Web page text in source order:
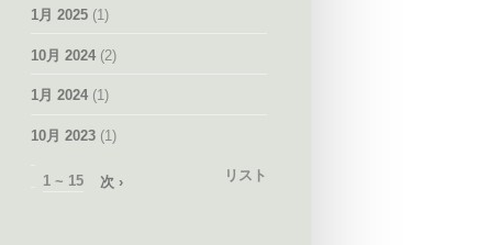
1月 2025 (1)
10月 2024 (2)
1月 2024 (1)
10月 2023 (1)
1 ~ 15 次 › リスト